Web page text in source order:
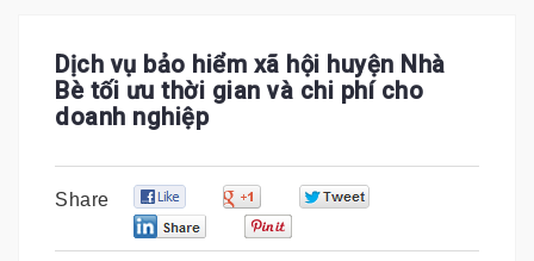
Dịch vụ bảo hiểm xã hội huyện Nhà
Bè tối ưu thời gian và chi phí cho
doanh nghiệp
Share